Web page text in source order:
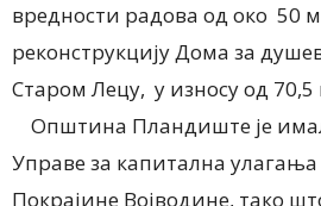
вредности радова од око 50
реконструкцију Дома за
Старом Лецу, у износу од
Општина Пландиште је
Управе за капитална
Покрајине Војводине, тако